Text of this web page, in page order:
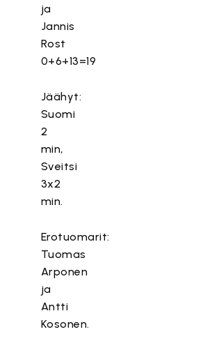
ja
Jannis
Rost
0+6+13=19
Jäähyt:
Suomi
2
min,
Sveitsi
3x2
min.
Erotuomarit:
Tuomas
Arponen
ja
Antti
Kosonen.